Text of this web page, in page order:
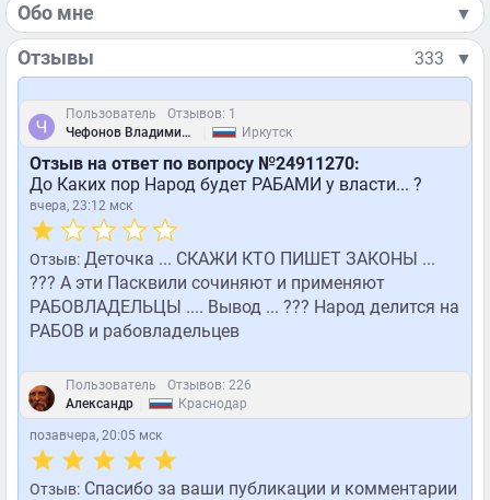
Обо мне ▼
Отзывы 333 ▼
Пользователь
Отзывов: 1
Чефонов Владимир Михайлович
Иркутск
Отзыв на ответ по вопросу №24911270:
До Каких пор Народ будет РАБАМИ у власти... ?
вчера, 23:12 мск
Отзыв: Деточка ... СКАЖИ КТО ПИШЕТ ЗАКОНЫ ...
??? А эти Пасквили сочиняют и применяют
РАБОВЛАДЕЛЬЦЫ .... Вывод ... ??? Народ делится на
РАБОВ и рабовладельцев
Пользователь
Отзывов: 226
Александр
Краснодар
позавчера, 20:05 мск
Отзыв: Спасибо за ваши публикации и комментарии